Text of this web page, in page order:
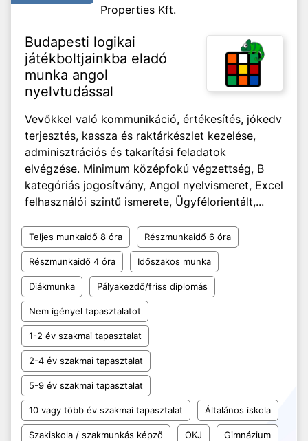
Properties Kft.
Budapesti logikai
játékboltjainkba eladó
munka angol
nyelvtudással
Vevőkkel való kommunikáció, értékesítés, jókedv
terjesztés, kassza és raktárkészlet kezelése,
adminisztrációs és takarítási feladatok
elvégzése. Minimum középfokú végzettség, B
kategóriás jogosítvány, Angol nyelvismeret, Excel
felhasználói szintű ismerete, Ügyfélorientált,...
Teljes munkaidő 8 óra Részmunkaidő 6 óra
Részmunkaidő 4 óra Időszakos munka
Diákmunka Pályakezdő/friss diplomás
Nem igényel tapasztalatot
1-2 év szakmai tapasztalat
2-4 év szakmai tapasztalat
5-9 év szakmai tapasztalat
10 vagy több év szakmai tapasztalat Általános iskola
Szakiskola / szakmunkás képző OKJ Gimnázium